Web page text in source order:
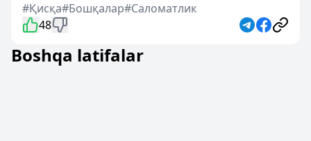
#Қисқа#Бошқалар#Саломатлик
48
Boshqa latifalar